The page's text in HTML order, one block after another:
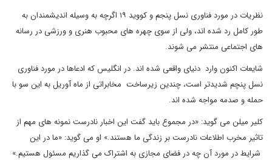
نظریات در مورد فناوری نسل پنجم و کووید ۱۹ اگرچه به وسیله اندیشمندان به
طور کامل رد شده اند، ولی از سوی چهره های محبوب هنری و ورزشی در رسانه
های اجتماعی منتشر می شوند.
شایعات اکنون وارد دنیای واقعی شده اند. در انگلیس که ادعاها در مورد فناوری
نسل پنچم شدیدتر است، چندین زیرساخت مخابراتی از ماه آوریل به این سو با
حمله و صدمه مواجه شده اند.
کلیر میلن می گوید: «در مجموع باید گفت این اخبار نادرست نمونه های مهم از
تاثیر مخرب اطلاعات نادرست بر زندگی ما هستند.» او می گوید: «ما در این
شرایط در مورد آن چه در فضای مجازی به اشتراک می گذاریم مسئول هستیم.»